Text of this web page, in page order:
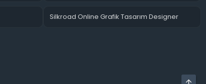
Silkroad Online Grafik Tasarım Designer